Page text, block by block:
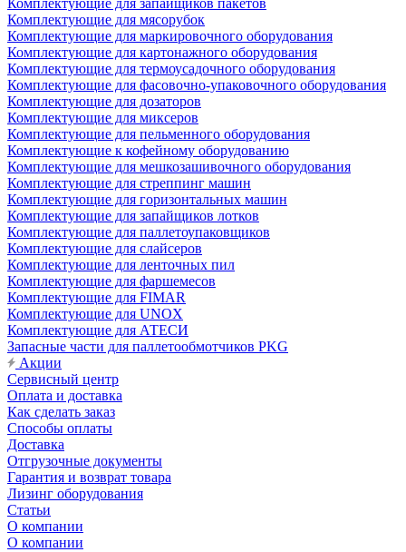
Комплектующие для запайщиков пакетов
Комплектующие для мясорубок
Комплектующие для маркировочного оборудования
Комплектующие для картонажного оборудования
Комплектующие для термоусадочного оборудования
Комплектующие для фасовочно-упаковочного оборудования
Комплектующие для дозаторов
Комплектующие для миксеров
Комплектующие для пельменного оборудования
Комплектующие к кофейному оборудованию
Комплектующие для мешкозашивочного оборудования
Комплектующие для стреппинг машин
Комплектующие для горизонтальных машин
Комплектующие для запайщиков лотков
Комплектующие для паллетоупаковщиков
Комплектующие для слайсеров
Комплектующие для ленточных пил
Комплектующие для фаршемесов
Комплектующие для FIMAR
Комплектующие для UNOX
Комплектующие для АТЕСИ
Запасные части для паллетообмотчиков PKG
Акции
Сервисный центр
Оплата и доставка
Как сделать заказ
Способы оплаты
Доставка
Отгрузочные документы
Гарантия и возврат товара
Лизинг оборудования
Статьи
О компании
О компании